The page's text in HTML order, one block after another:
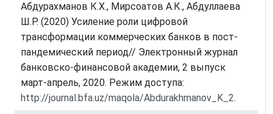
Абдурахманов К.Х., Мирсоатов А.К., Абдуллаева
Ш.Р. (2020) Усиление роли цифровой
трансформации коммерческих банков в пост-
пандемический период// Электронный журнал
банковско-финансовой академии, 2 выпуск
март-апрель, 2020. Режим доступа:
http://journal.bfa.uz/maqola/Abdurakhmanov_K_2.